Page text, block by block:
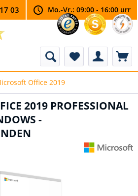
03 Mo.-Vr.: 09:00 - 16:00 urr
Office 2019
2019 PROFESSIONAL
-